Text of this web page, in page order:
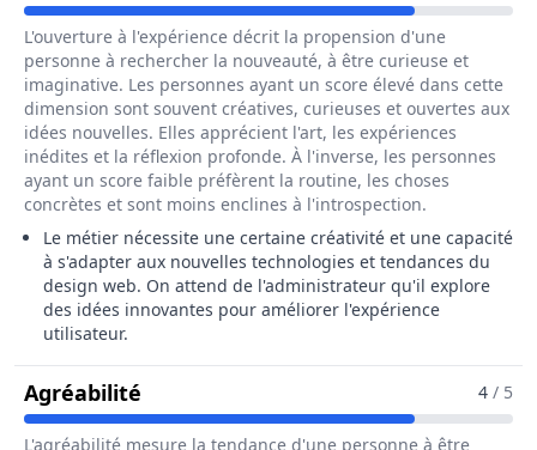
L'ouverture à l'expérience décrit la propension d'une
personne à rechercher la nouveauté, à être curieuse et
imaginative. Les personnes ayant un score élevé dans cette
dimension sont souvent créatives, curieuses et ouvertes aux
idées nouvelles. Elles apprécient l'art, les expériences
inédites et la réflexion profonde. À l'inverse, les personnes
ayant un score faible préfèrent la routine, les choses
concrètes et sont moins enclines à l'introspection.
Le métier nécessite une certaine créativité et une capacité
à s'adapter aux nouvelles technologies et tendances du
design web. On attend de l'administrateur qu'il explore
des idées innovantes pour améliorer l'expérience
utilisateur.
Agréabilité Pour Le Métier De Administrateur
4 / 5
L'agréabilité mesure la tendance d'une personne à être